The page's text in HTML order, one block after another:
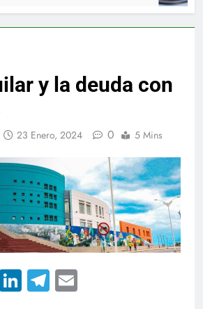
y la deuda con
23 Enero, 2024 0 5 Mins
X LinkedIn
Telegram